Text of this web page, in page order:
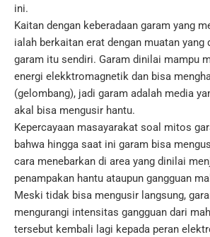
ini.
Kaitan dengan keberadaan garam yang
ialah berkaitan erat dengan muatan yang
garam itu sendiri. Garam dinilai mampu
energi elekktromagnetik dan bisa
(gelombang), jadi garam adalah media
akal bisa mengusir hantu.
Kepercayaan masayarakat soal mitos
bahwa hingga saat ini garam bisa
cara menebarkan di area yang dinilai
penampakan hantu ataupun gangguan
Meski tidak bisa mengusir langsung,
mengurangi intensitas gangguan dari
tersebut kembali lagi kepada peran